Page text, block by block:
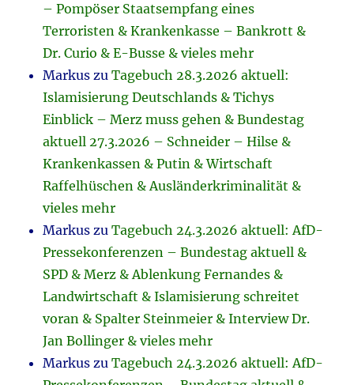
– Pompöser Staatsempfang eines
Terroristen & Krankenkasse – Bankrott &
Dr. Curio & E-Busse & vieles mehr
Markus zuTagebuch 28.3.2026 aktuell:
Islamisierung Deutschlands & Tichys
Einblick – Merz muss gehen & Bundestag
aktuell 27.3.2026 – Schneider – Hilse &
Krankenkassen & Putin & Wirtschaft
Raffelhüschen & Ausländerkriminalität &
vieles mehr
Markus zuTagebuch 24.3.2026 aktuell: AfD-
Pressekonferenzen – Bundestag aktuell &
SPD & Merz & Ablenkung Fernandes &
Landwirtschaft & Islamisierung schreitet
voran & Spalter Steinmeier & Interview Dr.
Jan Bollinger & vieles mehr
Markus zuTagebuch 24.3.2026 aktuell: AfD-